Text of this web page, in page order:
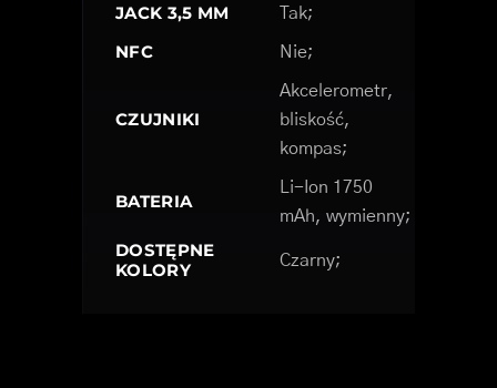
JACK 3,5 MM Tak;
NFC Nie;
CZUJNIKI
Akcelerometr,
bliskość,
kompas;
BATERIA
Li-Ion 1750
mAh, wymienny;
DOSTĘPNE
KOLORY
Czarny;